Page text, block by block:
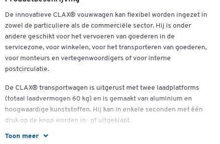
Toon meer
De innovatieve CLAX® vouwwagen kan flexibel worden ingezet in
zowel de particuliere als de commerciële sector. Hij is onder
andere geschikt voor het vervoeren van goederen in de
servicezone, voor winkelen, voor het transporteren van goederen,
voor monteurs en vertegenwoordigers of voor interne
postcirculatie.
De CLAX® transportwagen is uitgerust met twee laadplatforms
(totaal laadvermogen 60 kg) en is gemaakt van aluminium en
hoogwaardige kunststoffen. Hij kan in enkele seconden met één
druk op de knop worden in- of uitgeklapt.
Opgevouwen kan hij gemakkelijk worden meegenomen en